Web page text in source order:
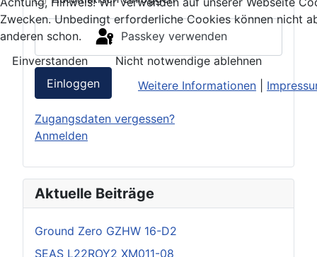
Passkey verwenden
Einloggen
Zugangsdaten vergessen?
Anmelden
Aktuelle Beiträge
Ground Zero GZHW 16-D2
SEAS L22ROY2 XM011-08
Zwecken. Unbedingt erforderliche Cookies können nicht
anderen schon.
Einverstanden
Nicht notwendige ablehnen
Weitere Informationen